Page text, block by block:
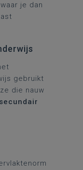
je dan
gebruikt
die nauw